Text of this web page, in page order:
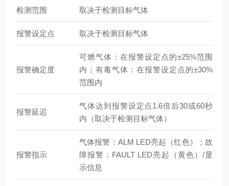
检测范围 取决于检测目标气体
报警设定点 取决于检测目标气体
报警确定度
可燃气体：在报警设定点的±25%范围
内；有毒气体：在报警设定点的±30%
范围内
报警延迟
气体达到报警设定点1.6倍后30或60秒
内（取决于检测目标气体）
报警指示
气体报警：ALM LED亮起（红色）；故
障报警：FAULT LED亮起（黄色）/显
示信息